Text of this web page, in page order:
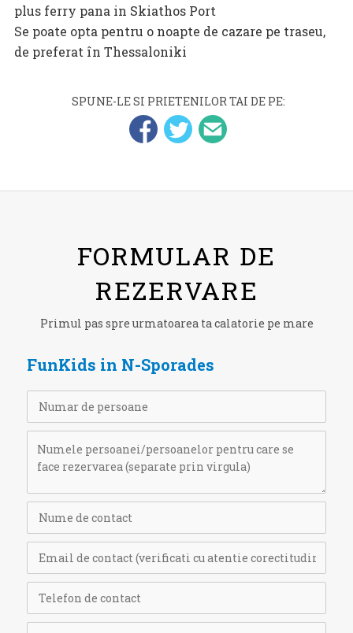
plus ferry pana in Skiathos Port
Se poate opta pentru o noapte de cazare pe traseu,
de preferat în Thessaloniki
SPUNE-LE SI PRIETENILOR TAI DE PE:
FORMULAR DE
REZERVARE
Primul pas spre urmatoarea ta calatorie pe mare